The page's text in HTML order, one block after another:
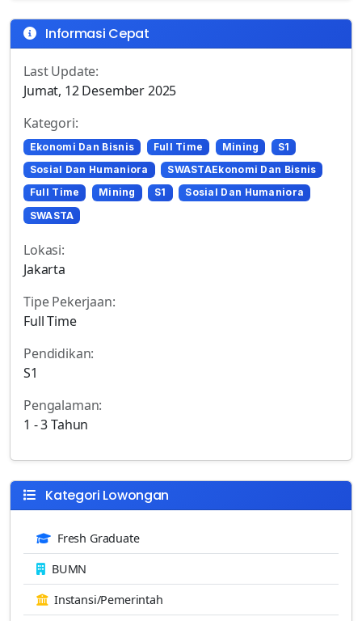
Informasi Cepat
Last Update:
Jumat, 12 Desember 2025
Kategori:
Ekonomi Dan Bisnis Full Time Mining
S1
Sosial Dan Humaniora
SWASTAEkonomi Dan Bisnis
Full Time
Mining S1
Sosial Dan Humaniora
SWASTA
Lokasi:
Jakarta
Tipe Pekerjaan:
Full Time
Pendidikan:
S1
Pengalaman:
1 - 3 Tahun
Kategori Lowongan
Fresh Graduate
BUMN
Instansi/Pemerintah